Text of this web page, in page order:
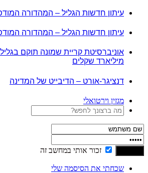
עיתון חדשות הגליל – המהדורה המודפסת
עיתון חדשות הגליל – המהדורה המודפסת
אוניברסיטת קריית שמונה תוקם
מיליארד שקלים
דנציגר-אורט – הדיבייט של המדינה
מגזין וירטואלי
זכור אותי במחשב זה
שכחתי את הסיסמה שלי